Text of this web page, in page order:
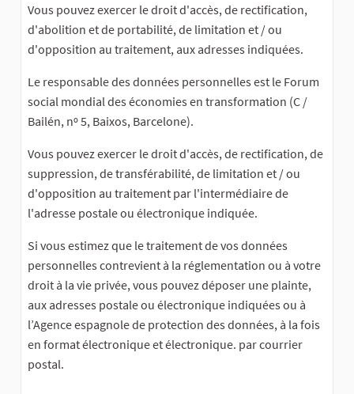
Vous pouvez exercer le droit d'accès, de rectification,
d'abolition et de portabilité, de limitation et / ou
d'opposition au traitement, aux adresses indiquées.
Le responsable des données personnelles est le Forum
social mondial des économies en transformation (C /
Bailén, nº 5, Baixos, Barcelone).
Vous pouvez exercer le droit d'accès, de rectification, de
suppression, de transférabilité, de limitation et / ou
d'opposition au traitement par l'intermédiaire de
l'adresse postale ou électronique indiquée.
Si vous estimez que le traitement de vos données
personnelles contrevient à la réglementation ou à votre
droit à la vie privée, vous pouvez déposer une plainte,
aux adresses postale ou électronique indiquées ou à
l’Agence espagnole de protection des données, à la fois
en format électronique et électronique. par courrier
postal.